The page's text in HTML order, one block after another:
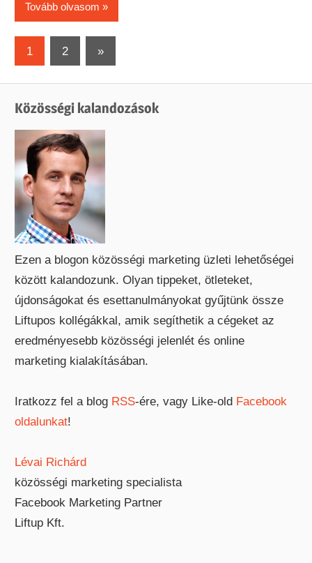
Tovább olvasom
Bejegyzések
1 2
Next
»
Közösségi kalandozások
Ezen a blogon közösségi marketing üzleti lehetőségei
között kalandozunk. Olyan tippeket, ötleteket,
újdonságokat és esettanulmányokat gyűjtünk össze
Liftupos kollégákkal, amik segíthetik a cégeket az
eredményesebb közösségi jelenlét és online
marketing kialakításában.
Iratkozz fel a blog RSS-ére, vagy Like-old Facebook
oldalunkat!
Lévai Richárd
közösségi marketing specialista
Facebook Marketing Partner
Liftup Kft.